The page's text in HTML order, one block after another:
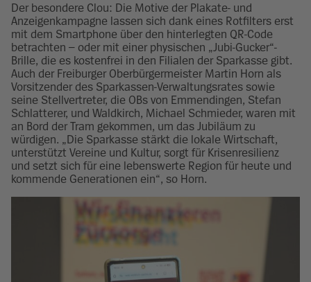
Der besondere Clou: Die Motive der Plakate- und
Anzeigenkampagne lassen sich dank eines Rotfilters erst
mit dem Smartphone über den hinterlegten QR-Code
betrachten – oder mit einer physischen „Jubi-Gucker“-
Brille, die es kostenfrei in den Filialen der Sparkasse gibt.
Auch der Freiburger Oberbürgermeister Martin Horn als
Vorsitzender des Sparkassen-Verwaltungsrates sowie
seine Stellvertreter, die OBs von Emmendingen, Stefan
Schlatterer, und Waldkirch, Michael Schmieder, waren mit
an Bord der Tram gekommen, um das Jubiläum zu
würdigen. „Die Sparkasse stärkt die lokale Wirtschaft,
unterstützt Vereine und Kultur, sorgt für Krisenresilienz
und setzt sich für eine lebenswerte Region für heute und
kommende Generationen ein“, so Horn.